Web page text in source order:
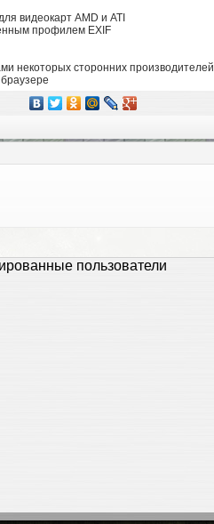
видеокарт AMD и ATI
профилем EXIF
некоторых сторонних производителей
пользователи